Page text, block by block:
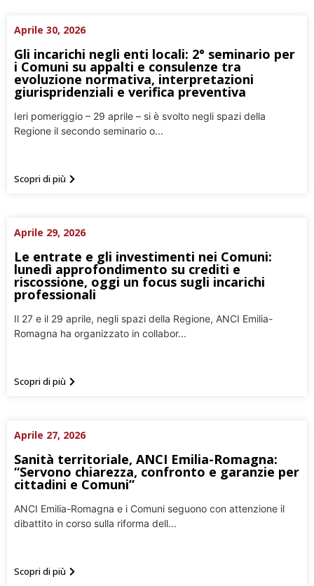
Aprile 30, 2026
Gli incarichi negli enti locali: 2° seminario per
i Comuni su appalti e consulenze tra
evoluzione normativa, interpretazioni
giurispridenziali e verifica preventiva
Ieri pomeriggio – 29 aprile – si è svolto negli spazi della
Regione il secondo seminario o...
Scopri di più
Aprile 29, 2026
Le entrate e gli investimenti nei Comuni:
lunedì approfondimento su crediti e
riscossione, oggi un focus sugli incarichi
professionali
Il 27 e il 29 aprile, negli spazi della Regione, ANCI Emilia-
Romagna ha organizzato in collabor...
Scopri di più
Aprile 27, 2026
Sanità territoriale, ANCI Emilia-Romagna:
“Servono chiarezza, confronto e garanzie per
cittadini e Comuni”
ANCI Emilia-Romagna e i Comuni seguono con attenzione il
dibattito in corso sulla riforma dell...
Scopri di più